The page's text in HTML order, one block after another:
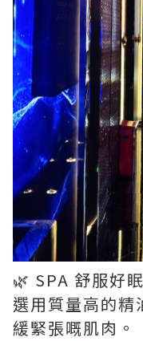
🌿 SPA 舒服好
選用質量高的精
緩緊張嘅肌肉。